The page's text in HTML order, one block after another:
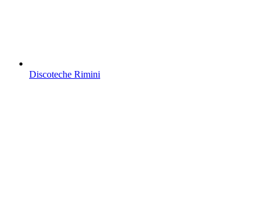
Discoteche Rimini